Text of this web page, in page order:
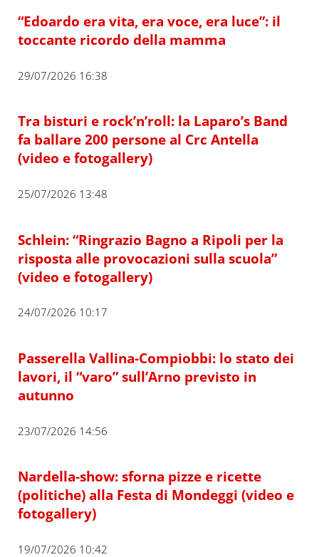
“Edoardo era vita, era voce, era luce”: il
toccante ricordo della mamma
29/07/2026 16:38
Tra bisturi e rock’n’roll: la Laparo’s Band
fa ballare 200 persone al Crc Antella
(video e fotogallery)
25/07/2026 13:48
Schlein: “Ringrazio Bagno a Ripoli per la
risposta alle provocazioni sulla scuola”
(video e fotogallery)
24/07/2026 10:17
Passerella Vallina-Compiobbi: lo stato dei
lavori, il “varo” sull’Arno previsto in
autunno
23/07/2026 14:56
Nardella-show: sforna pizze e ricette
(politiche) alla Festa di Mondeggi (video e
fotogallery)
19/07/2026 10:42